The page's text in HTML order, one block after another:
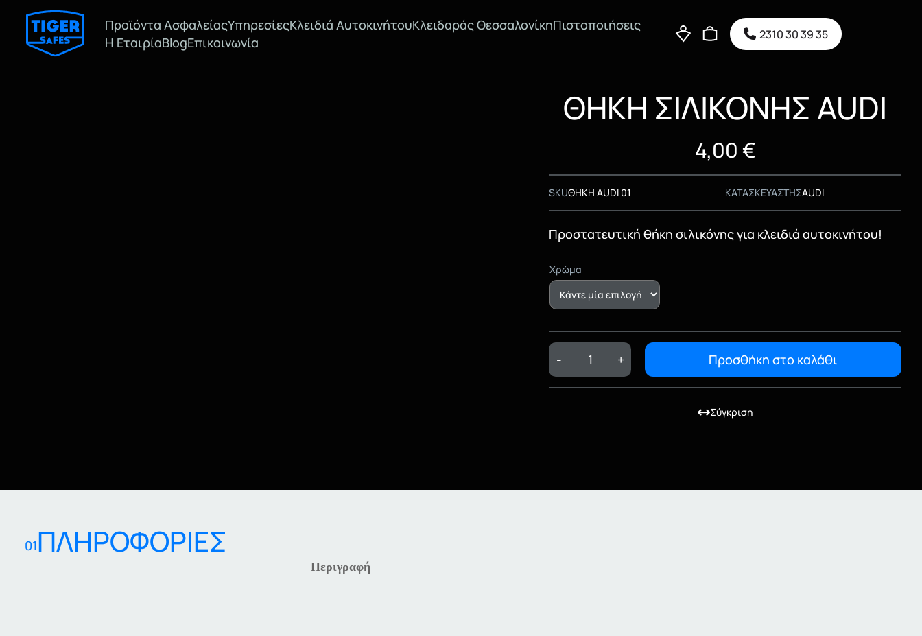
Προϊόντα ΑσφαλείαςΥπηρεσίεςΚλειδιά ΑυτοκινήτουΚλειδαράς ΘεσσαλονίκηΠιστοποιήσεις
Η ΕταιρίαBlogΕπικοινωνία
2310 30 39 35
ΘΗΚΗ ΣΙΛΙΚΟΝΗΣ AUDI
4,00 €
SKUΘΗΚΗ AUDI 01 ΚΑΤΑΣΚΕΥΑΣΤΗΣAUDI
Προστατευτική θήκη σιλικόνης για κλειδιά αυτοκινήτου!
Χρώμα
- + Προσθήκη στο καλάθι
Σύγκριση
01ΠΛΗΡΟΦΟΡΙΕΣ
Περιγραφή